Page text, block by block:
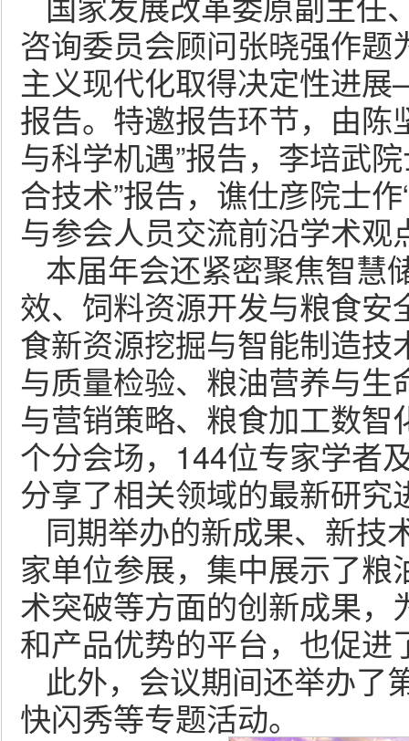
咨询委员会顾问张晓强作题
主义现代化取得决定性进
报告。特邀报告环节，由陈
与科学机遇”报告，李培武
合技术”报告，谯仕彦院士
与参会人员交流前沿学术观
本届年会还紧密聚焦智慧
效、饲料资源开发与粮食
食新资源挖掘与智能制造
与质量检验、粮油营养与
与营销策略、粮食加工数
个分会场，144位专家学者
分享了相关领域的最新研究
同期举办的新成果、新技
家单位参展，集中展示了
术突破等方面的创新成果
和产品优势的平台，也促
此外，会议期间还举办了
快闪秀等专题活动。